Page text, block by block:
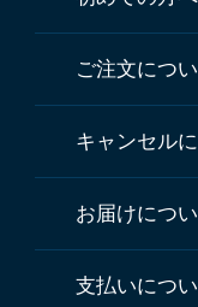
ご注文につ
キャンセル
お届けにつ
支払いにつ